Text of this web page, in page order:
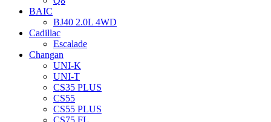
BAIC
BJ40 2.0L 4WD
Cadillac
Escalade
Changan
UNI-K
UNI-T
CS35 PLUS
CS55
CS55 PLUS
CS75 FL